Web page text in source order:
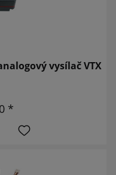
vysílač VTX
*